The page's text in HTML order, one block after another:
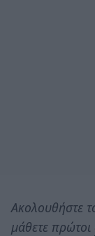
Ακολουθήστε
μάθετε πρώτοι